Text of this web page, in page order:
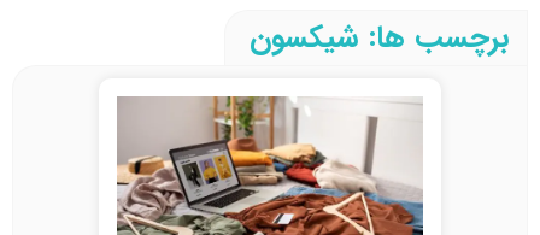
برچسب ها: شیکسون